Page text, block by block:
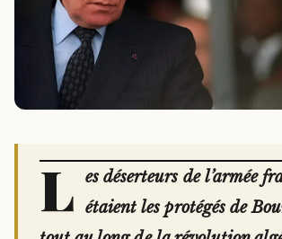
L es déserteurs de l’armée
étaient les protégés de